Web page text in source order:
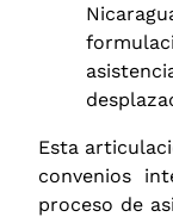
Esta
convenios
proceso de